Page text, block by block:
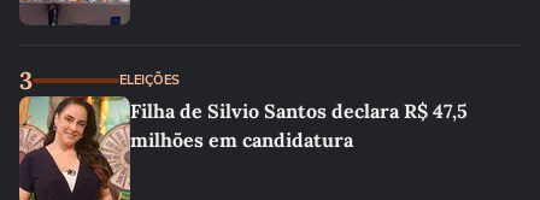
3 ELEIÇÕES
Filha de Silvio Santos declara R$ 47,5
milhões em candidatura